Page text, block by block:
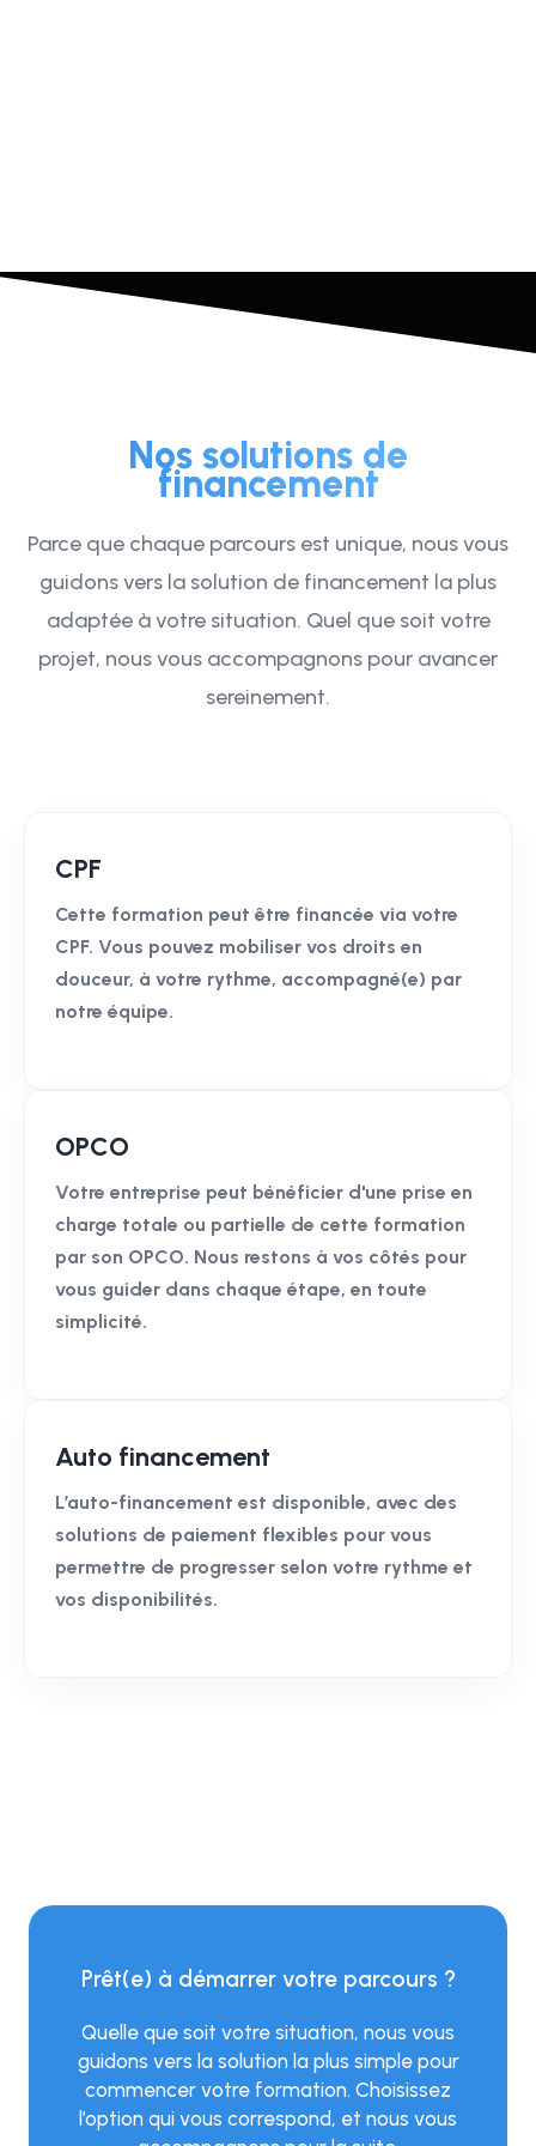
Nos solutions de
financement
Parce que chaque parcours est unique, nous vous
guidons vers la solution de financement la plus
adaptée à votre situation. Quel que soit votre
projet, nous vous accompagnons pour avancer
sereinement.
CPF
Cette formation peut être financée via votre
CPF. Vous pouvez mobiliser vos droits en
douceur, à votre rythme, accompagné(e) par
notre équipe.
OPCO
Votre entreprise peut bénéficier d'une prise en
charge totale ou partielle de cette formation
par son OPCO. Nous restons à vos côtés pour
vous guider dans chaque étape, en toute
simplicité.
Auto financement
L’auto-financement est disponible, avec des
solutions de paiement flexibles pour vous
permettre de progresser selon votre rythme et
vos disponibilités.
Prêt(e) à démarrer votre parcours ?
Quelle que soit votre situation, nous vous
guidons vers la solution la plus simple pour
commencer votre formation. Choisissez
l’option qui vous correspond, et nous vous